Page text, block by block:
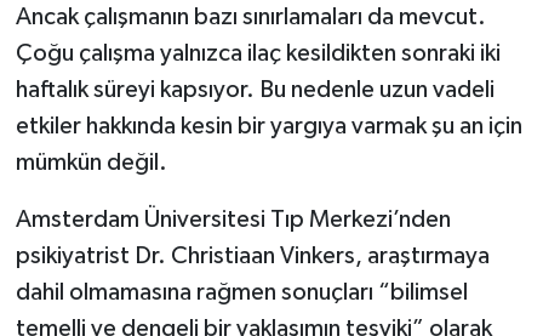
Ancak çalışmanın bazı sınırlamaları da mevcut.
Çoğu çalışma yalnızca ilaç kesildikten sonraki iki
haftalık süreyi kapsıyor. Bu nedenle uzun vadeli
etkiler hakkında kesin bir yargıya varmak şu an için
mümkün değil.
Amsterdam Üniversitesi Tıp Merkezi’nden
psikiyatrist Dr. Christiaan Vinkers, araştırmaya
dahil olmamasına rağmen sonuçları “bilimsel
temelli ve dengeli bir yaklaşımın teşviki” olarak
Yemek Tarifleri